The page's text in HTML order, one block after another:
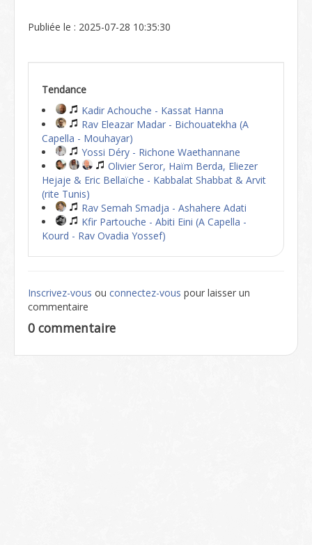
Publiée le : 2025-07-28 10:35:30
Tendance
Kadir Achouche - Kassat Hanna
Rav Eleazar Madar - Bichouatekha (A
Capella - Mouhayar)
Yossi Déry - Richone Waethannane
Olivier Seror, Haïm Berda, Eliezer
Hejaje & Eric Bellaïche - Kabbalat Shabbat & Arvit
(rite Tunis)
Rav Semah Smadja - Ashahere Adati
Kfir Partouche - Abiti Eini (A Capella -
Kourd - Rav Ovadia Yossef)
Inscrivez-vous ou connectez-vous pour laisser un
commentaire
0 commentaire